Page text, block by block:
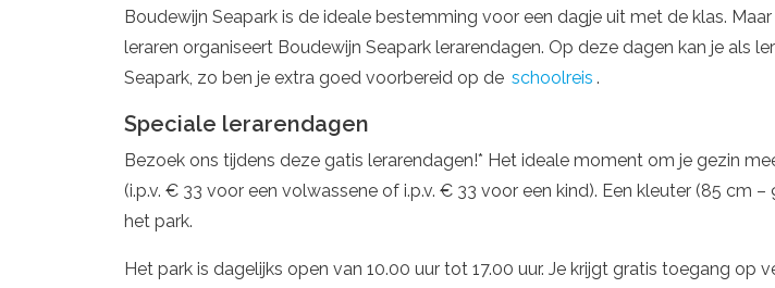
Boudewijn Seapark is de ideale bestemming voor een dagje uit met de klas.
leraren organiseert Boudewijn Seapark lerarendagen. Op deze dagen kan je als
Seapark, zo ben je extra goed voorbereid op de schoolreis .
Speciale lerarendagen
Bezoek ons tijdens deze gatis lerarendagen!* Het ideale moment om je gezin
(i.p.v. € 33 voor een volwassene of i.p.v. € 33 voor een kind). Een kleuter (85 cm
het park.
Het park is dagelijks open van 10.00 uur tot 17.00 uur. Je krijgt gratis toegang